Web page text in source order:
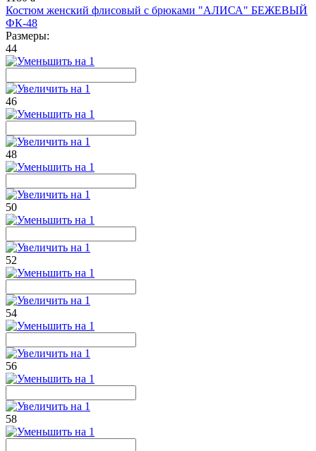
Костюм женский флисовый с брюками "АЛИСА" БЕЖЕВЫЙ
ФК-48
Размеры:
44
46
48
50
52
54
56
58